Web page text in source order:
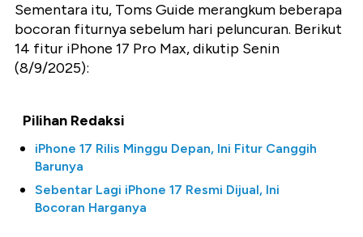
Sementara itu, Toms Guide merangkum beberapa
bocoran fiturnya sebelum hari peluncuran. Berikut
14 fitur iPhone 17 Pro Max, dikutip Senin
(8/9/2025):
Pilihan Redaksi
iPhone 17 Rilis Minggu Depan, Ini Fitur Canggih
Barunya
Sebentar Lagi iPhone 17 Resmi Dijual, Ini
Bocoran Harganya